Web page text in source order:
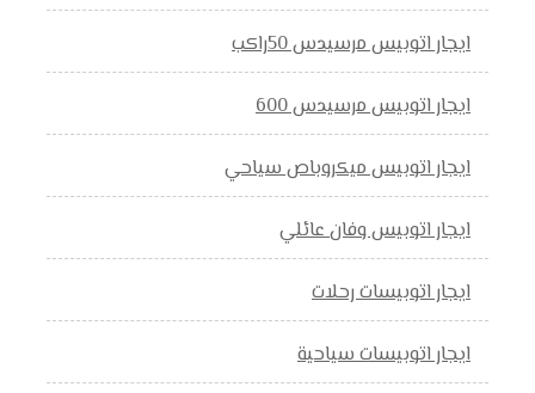
ايجار اتوبيس مرسيدس 50راكب
ايجار اتوبيس مرسيدس 600
ايجار اتوبيس ميكروباص سياحي
ايجار اتوبيس وفان عائلي
ايجار اتوبيسات رحلات
ايجار اتوبيسات سياحية